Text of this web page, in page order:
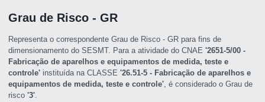
Grau de Risco - GR
Representa o correspondente Grau de Risco - GR para fins de
dimensionamento do SESMT. Para a atividade do CNAE'2651-5/00 -
Fabricação de aparelhos e equipamentos de medida, teste e
controle' instituída na CLASSE'26.51-5 - Fabricação de aparelhos e
equipamentos de medida, teste e controle' , é considerado o Grau de
risco'3'